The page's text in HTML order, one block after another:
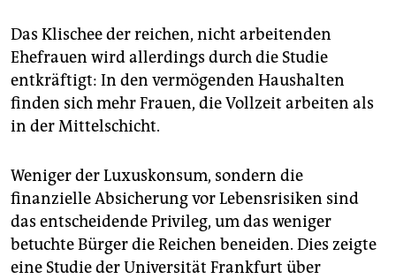
Das Klischee der reichen, nicht arbeitenden
Ehefrauen wird allerdings durch die Studie
entkräftigt: In den vermögenden Haushalten
finden sich mehr Frauen, die Vollzeit arbeiten als
in der Mittelschicht.
Weniger der Luxuskonsum, sondern die
finanzielle Absicherung vor Lebensrisiken sind
das entscheidende Privileg, um das weniger
betuchte Bürger die Reichen beneiden. Dies zeigte
eine Studie der Universität Frankfurt über